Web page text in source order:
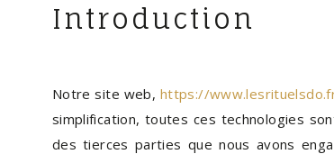
Introduction
Notre site web, https://
simplification, toutes ces technologies
des tierces parties que nous avons